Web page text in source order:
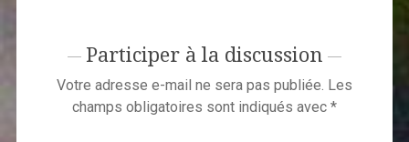
Participer à la discussion
Votre adresse e-mail ne sera pas publiée. Les
champs obligatoires sont indiqués avec *